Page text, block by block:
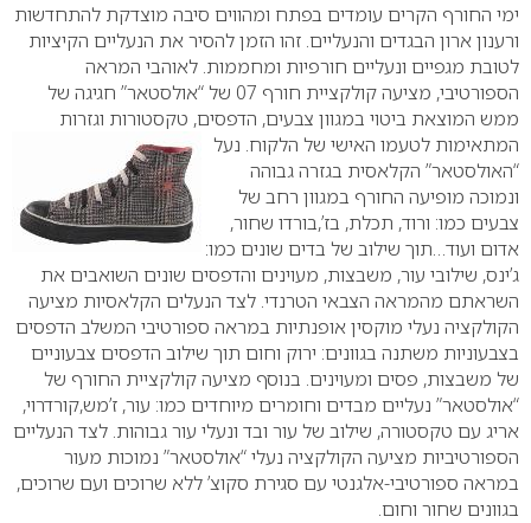
ימי החורף הקרים עומדים בפתח ומהווים סיבה מוצדקת להתחדשות
ורענון ארון הבגדים והנעליים. זהו הזמן להסיר את הנעליים הקיציות
לטובת מגפיים ונעליים חורפיות ומחממות. לאוהבי המראה
הספורטיבי, מציעה קולקציית חורף 07 של “אולסטאר” חגיגה של
ממש המוצאת ביטוי במגוון צבעים, הדפסים, טקסטורות וגזרות
המתאימות לטעמו האישי של הלקוח. נעל
“האולסטאר” הקלאסית בגזרה גבוהה
ונמוכה מופיעה החורף במגוון רחב של
צבעים כמו: ורוד, תכלת, בז’,בורדו שחור,
אדום ועוד…תוך שילוב של בדים שונים כמו:
ג’ינס, שילובי עור, משבצות, מעוינים והדפסים שונים השואבים את
השראתם מהמראה הצבאי הטרנדי. לצד הנעלים הקלאסיות מציעה
הקולקציה נעלי מוקסין אופנתיות במראה ספורטיבי המשלב הדפסים
בצבעוניות משתנה בגוונים: ירוק וחום תוך שילוב הדפסים צבעוניים
של משבצות, פסים ומעוינים. בנוסף מציעה קולקציית החורף של
“אולסטאר” נעליים מבדים וחומרים מיוחדים כמו: עור, ז’מש,קורדרוי,
אריג עם טקסטורה, שילוב של עור ובד ונעלי עור גבוהות. לצד הנעליים
הספורטיביות מציעה הקולקציה נעלי “אולסטאר” נמוכות מעור
במראה ספורטיבי-אלגנטי עם סגירת סקוצ’ ללא שרוכים ועם שרוכים,
בגוונים שחור וחום.